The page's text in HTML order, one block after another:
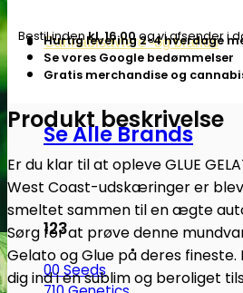
Cannabisavlere -og brands
Se Alle Brands
123
00 Seeds
-
Barney's
antal
Bestil indenkl. 16.00og vi afsender i
Hurtig levering 2-4 hverdage
Se vores Google bedømmelser
Gratis merchandise og
Produkt beskrivelse
Er du klar til at opleve GLUE
West Coast-udskæringer er
smeltet sammen til en ægte
Sørg for at prøve denne
Gelato og Glue på deres fineste.
dig ind i en sublim og beroliget